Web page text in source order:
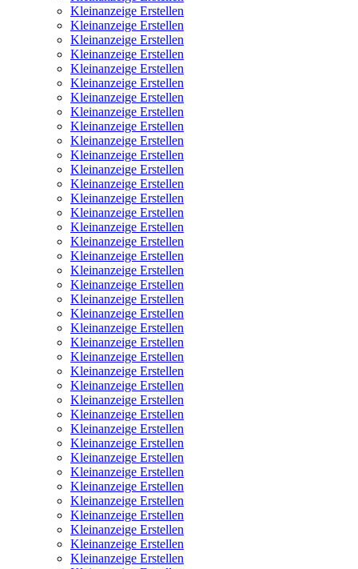
Kleinanzeige Erstellen
Kleinanzeige Erstellen
Kleinanzeige Erstellen
Kleinanzeige Erstellen
Kleinanzeige Erstellen
Kleinanzeige Erstellen
Kleinanzeige Erstellen
Kleinanzeige Erstellen
Kleinanzeige Erstellen
Kleinanzeige Erstellen
Kleinanzeige Erstellen
Kleinanzeige Erstellen
Kleinanzeige Erstellen
Kleinanzeige Erstellen
Kleinanzeige Erstellen
Kleinanzeige Erstellen
Kleinanzeige Erstellen
Kleinanzeige Erstellen
Kleinanzeige Erstellen
Kleinanzeige Erstellen
Kleinanzeige Erstellen
Kleinanzeige Erstellen
Kleinanzeige Erstellen
Kleinanzeige Erstellen
Kleinanzeige Erstellen
Kleinanzeige Erstellen
Kleinanzeige Erstellen
Kleinanzeige Erstellen
Kleinanzeige Erstellen
Kleinanzeige Erstellen
Kleinanzeige Erstellen
Kleinanzeige Erstellen
Kleinanzeige Erstellen
Kleinanzeige Erstellen
Kleinanzeige Erstellen
Kleinanzeige Erstellen
Kleinanzeige Erstellen
Kleinanzeige Erstellen
Kleinanzeige Erstellen